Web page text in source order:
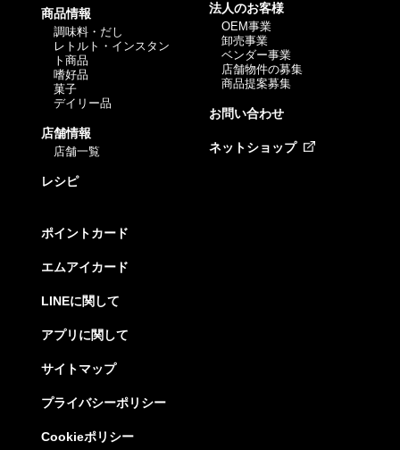
商品情報
調味料・だし
レトルト・インスタン
ト商品
嗜好品
菓子
デイリー品
店舗情報
店舗一覧
レシピ
法人のお客様
OEM事業
卸売事業
ベンダー事業
店舗物件の募集
商品提案募集
お問い合わせ
ネットショップ
ポイントカード
エムアイカード
LINEに関して
アプリに関して
サイトマップ
プライバシーポリシー
Cookieポリシー